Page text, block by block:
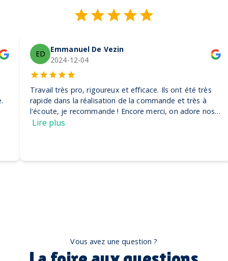
ED
Emmanuel De Vezin
2024-12-04
Travail très pro, rigoureux et efficace. Ils ont été très
rapide dans la réalisation de la commande et très à
l'écoute, je recommande ! Encore merci, on adore nos
casquettes
Lire plus
Vous avez une question ?